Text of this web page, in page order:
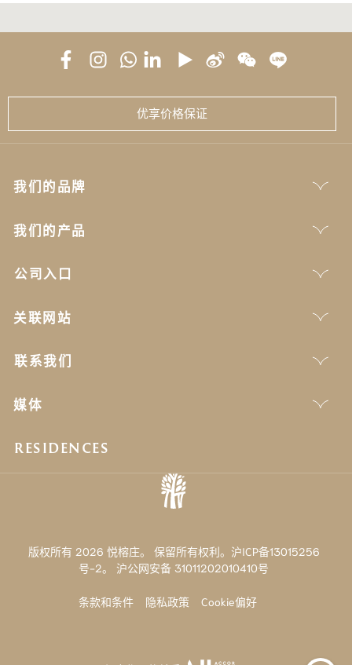
优享价格保证
我们的品牌
我们的产品
公司入口
关联网站
联系我们
媒体
RESIDENCES
版权所有 2026 悦榕庄。 保留所有权利。沪ICP备13015256
号-2。 沪公网安备 31011202010410号
条款和条件 隐私政策 Cookie偏好